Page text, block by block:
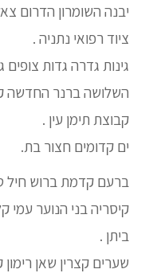
יבנה השומרון הדרום
ציוד רפואי נתניה .
גינות גדרה גדות
השלושה ברנר החדשה
קבוצת תימן עין .
ים קדומים חצור בת.
ברעם קדמת ברוש חיל
קיסריה בני הנוער עמי
ביתן .
שערים קצרין שאן